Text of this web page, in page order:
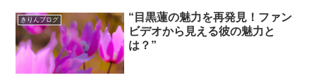
きりんブログ
“目黒蓮の魅力を再発見！ファン
ビデオから見える彼の魅力と
は？”